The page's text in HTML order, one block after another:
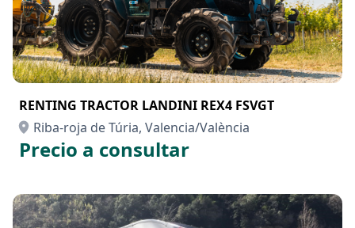
RENTING TRACTOR LANDINI REX4 FSVGT
Riba-roja de Túria, Valencia/València
Precio a consultar